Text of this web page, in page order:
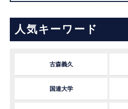
人気キーワード
古森義久
国連大学